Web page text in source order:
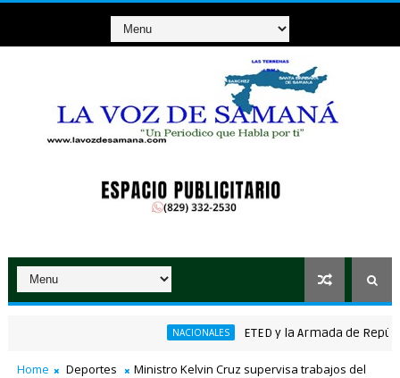
NACIONALES ETED y la Armada de
ganador de RD$37 millones con el Loto
Home Deportes
Ministro Kelvin Cruz supervisa trabajos del